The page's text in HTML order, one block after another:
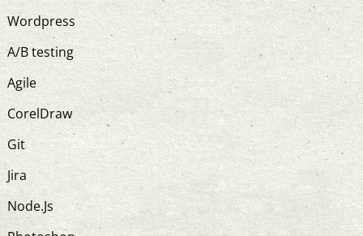
Wordpress
A/B testing
Agile
CorelDraw
Git
Jira
Node.Js